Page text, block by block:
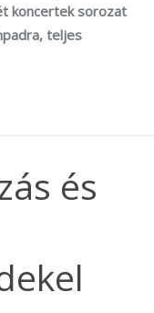
koncertek sorozat
teljes
és